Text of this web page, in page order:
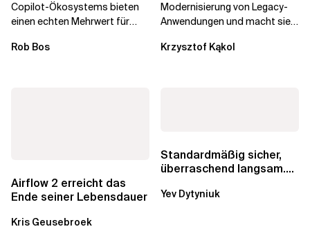
Copilot-Ökosystems bieten
einen echten Mehrwert für
aber auch die...
Rob Bos
Modernisierung von Legacy-
Anwendungen und macht sie
Durch die Automatisierung...
Krzysztof Kąkol
Airflow 2 erreicht das
Ende seiner Lebensdauer
Kris Geusebroek
Standardmäßig sicher,
überraschend langsam.
über die RDS...
Yev Dytyniuk